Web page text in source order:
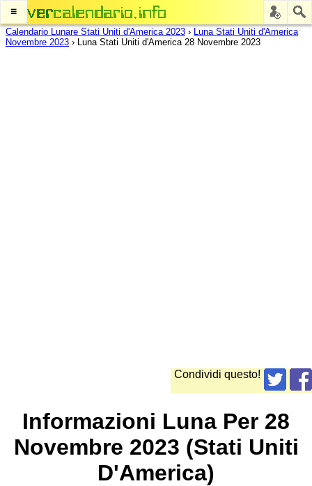
≡
Calendario Lunare Stati Uniti d'America 2023 › Luna Stati Uniti d'America
Novembre 2023 › Luna Stati Uniti d'America 28 Novembre 2023
Condividi questo!
Informazioni Luna Per 28
Novembre 2023 (Stati Uniti
D'America)